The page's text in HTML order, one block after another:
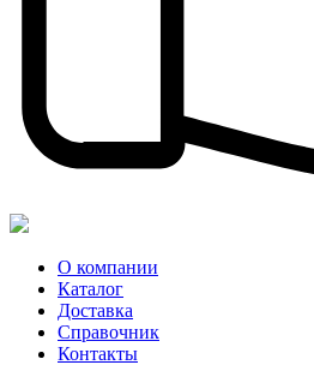
О компании
Каталог
Доставка
Справочник
Контакты